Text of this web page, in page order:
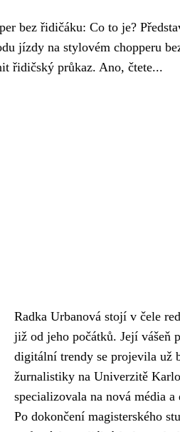
bez řidičáku: Co to je?
jízdy na stylovém chopperu
řidičský průkaz. Ano, čtete...
Radka Urbanová stojí v čele
již od jeho počátků. Její vášeň
digitální trendy se projevila už
žurnalistiky na Univerzitě
specializovala na nová média
Po dokončení magisterského